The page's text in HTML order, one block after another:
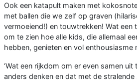
Ook een katapult maken met
met ballen die we zelf op graven
vermoeiend!) en touwtrekken! Wat een
om te zien hoe alle kids, die allemaal
hebben, genieten en vol enthousiasme
‘Wat een rijkdom om er even samen uit
anders denken en dat met de